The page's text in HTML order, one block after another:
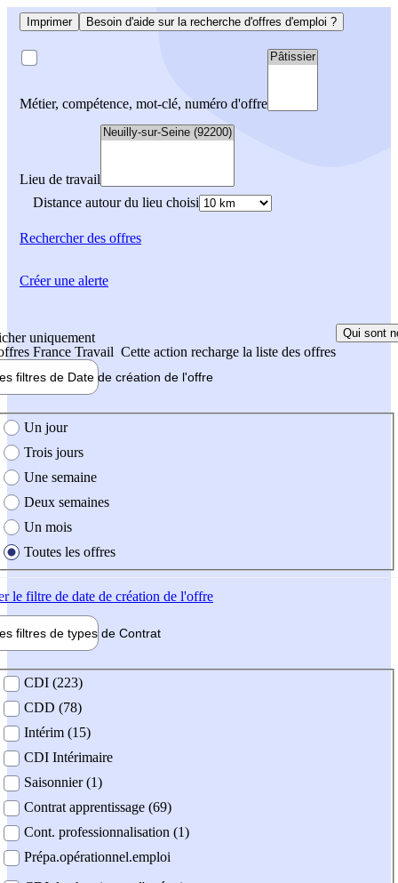
Imprimer Besoin d'aide sur la recherche d'offres d'emploi ?
Métier, compétence, mot-clé, numéro d'offre
Lieu de travail
Distance autour du lieu choisi
Rechercherdes offres
uniquement
France Travail Cette action recharge la liste des offres
Qui sont
filtres de Date de création de l'offre
création de l'offre
Un jour
Trois jours
Une semaine
Deux semaines
Un mois
Toutes les offres
le filtre de date de création de l'offre
filtres de types de Contrat
contrat
CDI (223)
CDD (78)
Intérim (15)
CDI Intérimaire
Saisonnier (1)
Contrat apprentissage (69)
Cont. professionnalisation (1)
Prépa.opérationnel.emploi
Créer une alerte